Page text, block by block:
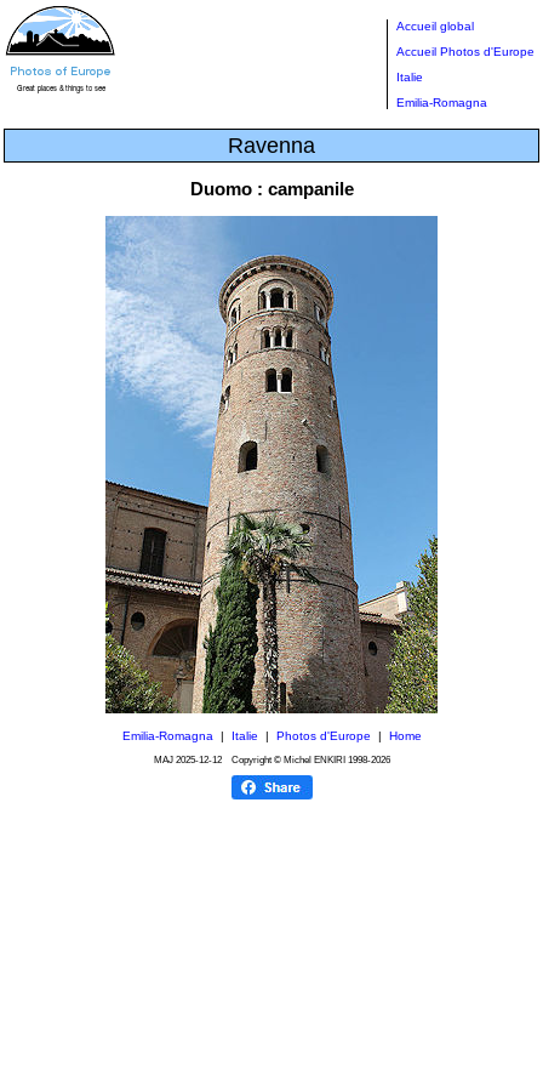
Accueil global
Accueil Photos d'Europe
Italie
Emilia-Romagna
Ravenna
Duomo : campanile
Emilia-Romagna| Italie Photos d'Europe Home
MAJ 2025-12-12Copyright © Michel ENKIRI 1998-2026